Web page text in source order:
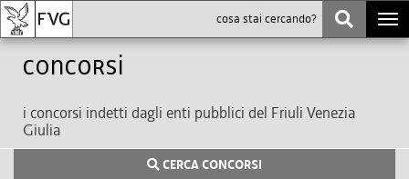
Concorsi
i concorsi indetti dagli enti pubblici del Friuli Venezia
Giulia
CERCA CONCORSI